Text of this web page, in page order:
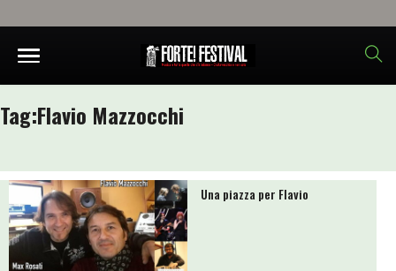
Tag:Flavio Mazzocchi
Una piazza per Flavio